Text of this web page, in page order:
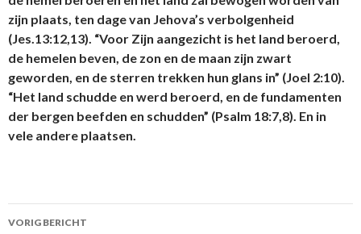
zijn plaats, ten dage van Jehova’s verbolgenheid
(Jes.13:12,13). “Voor Zijn aangezicht is het land beroerd,
de hemelen beven, de zon en de maan zijn zwart
geworden, en de sterren trekken hun glans in” (Joel 2:10).
“Het land schudde en werd beroerd, en de fundamenten
der bergen beefden en schudden” (Psalm 18:7,8). En in
vele andere plaatsen.
Berichtnavigatie
VORIG BERICHT